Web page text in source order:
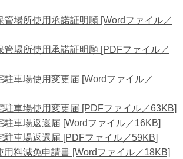
管場所使用承諾証明願 [Wordファイル／
管場所使用承諾証明願 [PDFファイル／
駐車場使用変更届 [Wordファイル／
駐車場使用変更届 [PDFファイル／63KB]
駐車場返還届 [Wordファイル／16KB]
駐車場返還届 [PDFファイル／59KB]
用料減免申請書 [Wordファイル／18KB]